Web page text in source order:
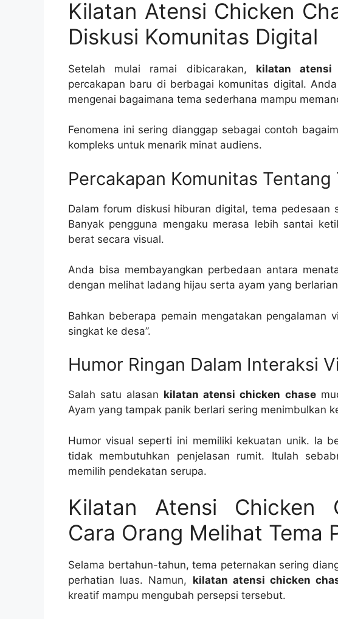
Kilatan Atensi Chicken
Diskusi Komunitas Digital
Setelah mulai ramai dibicarakan, kilatan atensi
percakapan baru di berbagai komunitas digital.
mengenai bagaimana tema sederhana mampu
Fenomena ini sering dianggap sebagai contoh
kompleks untuk menarik minat audiens.
Percakapan Komunitas Tentang
Dalam forum diskusi hiburan digital, tema pedesaan
Banyak pengguna mengaku merasa lebih santai
berat secara visual.
Anda bisa membayangkan perbedaan antara
dengan melihat ladang hijau serta ayam yang
Bahkan beberapa pemain mengatakan pengalaman
singkat ke desa”.
Humor Ringan Dalam Interaksi
Salah satu alasan kilatan atensi chicken chase
Ayam yang tampak panik berlari sering menimbulkan
Humor visual seperti ini memiliki kekuatan unik. Ia
tidak membutuhkan penjelasan rumit. Itulah
memilih pendekatan serupa.
Kilatan Atensi Chicken
Cara Orang Melihat Tema
Selama bertahun-tahun, tema peternakan sering
perhatian luas. Namun, kilatan atensi chicken
kreatif mampu mengubah persepsi tersebut.